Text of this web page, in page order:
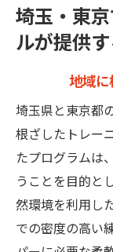
埼玉・東
ルが提供
地域
埼玉県と東京都の
根ざしたトレー
たプログラムは
うことを目的と
然環境を利用し
での密度の高い